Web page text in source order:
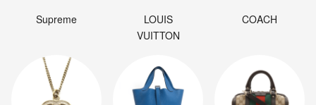
Supreme
LOUIS
VUITTON
COACH